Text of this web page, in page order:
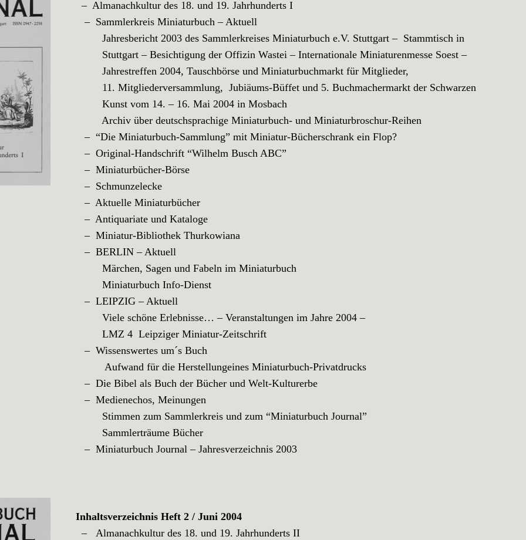
– Almanachkultur des 18. und 19. Jahrhunderts I
– Sammlerkreis Miniaturbuch – Aktuell
Jahresbericht 2003 des Sammlerkreises Miniaturbuch e.V. Stuttgart – Stammtisch in
Stuttgart – Besichtigung der Offizin Wastei – Internationale Miniaturenmesse Soest –
Jahrestreffen 2004, Tauschbörse und Miniaturbuchmarkt für Mitglieder,
11. Mitgliederversammlung, Jubiäums-Büffet und 5. Buchmachermarkt der Schwarzen
Kunst vom 14. – 16. Mai 2004 in Mosbach
Archiv über deutschsprachige Miniaturbuch- und Miniaturbroschur-Reihen
– “Die Miniaturbuch-Sammlung” mit Miniatur-Bücherschrank ein Flop?
– Original-Handschrift “Wilhelm Busch ABC”
– Miniaturbücher-Börse
– Schmunzelecke
– Aktuelle Miniaturbücher
– Antiquariate und Kataloge
– Miniatur-Bibliothek Thurkowiana
– BERLIN – Aktuell
Märchen, Sagen und Fabeln im Miniaturbuch
Miniaturbuch Info-Dienst
– LEIPZIG – Aktuell
Viele schöne Erlebnisse… – Veranstaltungen im Jahre 2004 –
LMZ 4 Leipziger Miniatur-Zeitschrift
– Wissenswertes um´s Buch
Aufwand für die Herstellungeines Miniaturbuch-Privatdrucks
– Die Bibel als Buch der Bücher und Welt-Kulturerbe
– Medienechos, Meinungen
Stimmen zum Sammlerkreis und zum “Miniaturbuch Journal”
Sammlerträume Bücher
– Miniaturbuch Journal – Jahresverzeichnis 2003
Inhaltsverzeichnis Heft 2 / Juni 2004
– Almanachkultur des 18. und 19. Jahrhunderts II